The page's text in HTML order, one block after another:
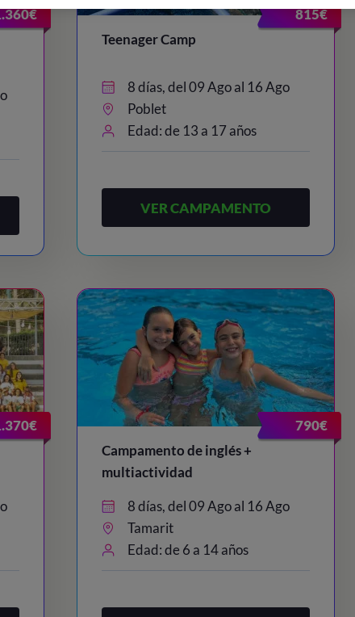
815€
Teenager Camp
8 días, del 09 Ago al 16 Ago
Poblet
Edad: de 13 a 17 años
VER CAMPAMENTO
790€
Campamento de inglés +
multiactividad
8 días, del 09 Ago al 16 Ago
Tamarit
Edad: de 6 a 14 años